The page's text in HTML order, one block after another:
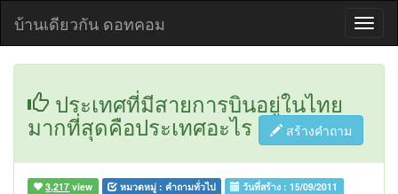
บ้านเดียวกัน ดอทคอม
ประเทศที่มีสายการบินอยู่ในไทย
มากที่สุดคือประเทศอะไร สร้างคำถาม
3,217 view หมวดหมู่ : คำถามทั่วไป วันที่สร้าง :15/09/2011